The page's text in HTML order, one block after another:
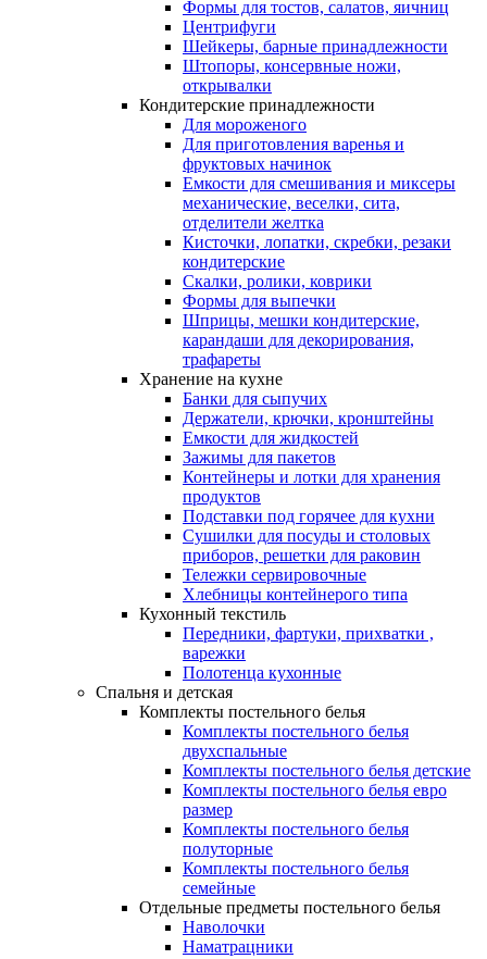
Формы для тостов, салатов, яичниц
Центрифуги
Шейкеры, барные принадлежности
Штопоры, консервные ножи,
открывалки
Кондитерские принадлежности
Для мороженого
Для приготовления варенья и
фруктовых начинок
Емкости для смешивания и миксеры
механические, веселки, сита,
отделители желтка
Кисточки, лопатки, скребки, резаки
кондитерские
Скалки, ролики, коврики
Формы для выпечки
Шприцы, мешки кондитерские,
карандаши для декорирования,
трафареты
Хранение на кухне
Банки для сыпучих
Держатели, крючки, кронштейны
Емкости для жидкостей
Зажимы для пакетов
Контейнеры и лотки для хранения
продуктов
Подставки под горячее для кухни
Сушилки для посуды и столовых
приборов, решетки для раковин
Тележки сервировочные
Хлебницы контейнерого типа
Кухонный текстиль
Передники, фартуки, прихватки ,
варежки
Полотенца кухонные
Спальня и детская
Комплекты постельного белья
Комплекты постельного белья
двухспальные
Комплекты постельного белья детские
Комплекты постельного белья евро
размер
Комплекты постельного белья
полуторные
Комплекты постельного белья
семейные
Отдельные предметы постельного белья
Наволочки
Наматрацники